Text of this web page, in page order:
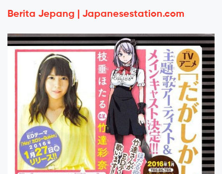
Berita Jepang | Japanesestation.com